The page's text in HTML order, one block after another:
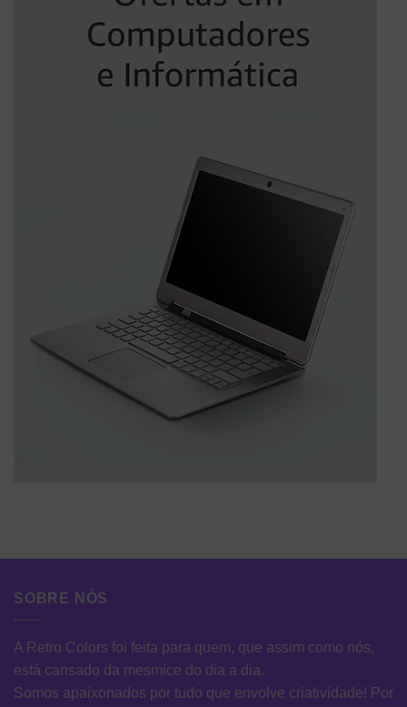
SOBRE NÓS
A Retro Colors foi feita para quem, que assim como nós,
está cansado da mesmice do dia a dia.
Somos apaixonados por tudo que envolve criatividade! Por